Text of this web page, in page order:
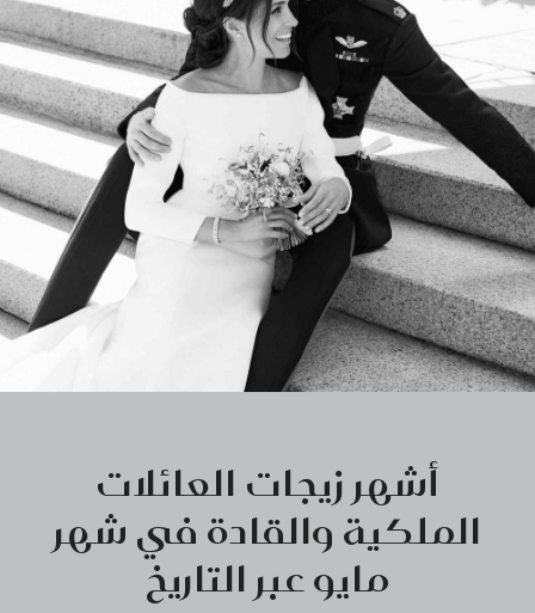
أشهر زيجات العائلات
الملكية والقادة في شهر
مايو عبر التاريخ